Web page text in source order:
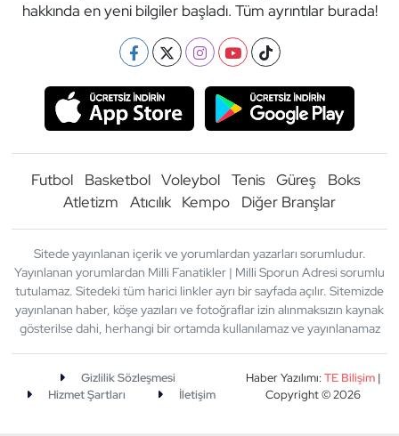
hakkında en yeni bilgiler başladı. Tüm ayrıntılar burada!
Futbol Basketbol Voleybol Tenis Güreş
Boks
Atletizm
Atıcılık Kempo Diğer Branşlar
Sitede yayınlanan içerik ve yorumlardan yazarları sorumludur.
Yayınlanan yorumlardan Milli Fanatikler | Milli Sporun Adresi sorumlu
tutulamaz. Sitedeki tüm harici linkler ayrı bir sayfada açılır. Sitemizde
yayınlanan haber, köşe yazıları ve fotoğraflar izin alınmaksızın kaynak
gösterilse dahi, herhangi bir ortamda kullanılamaz ve yayınlanamaz
Gizlilik Sözleşmesi
Hizmet Şartları
İletişim
Haber Yazılımı:TE Bilişim|
Copyright © 2026